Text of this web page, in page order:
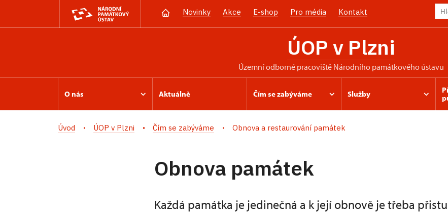
Novinky Akce E-shop Pro média Kontakt
ÚOP v Plzni
územní odborné pracoviště Národního památkového ústavu
O nás Aktuálně Čím se zabýváme Služby
Úvod ÚOP v Plzni Čím se zabýváme Obnova a restaurování památek
Obnova památek
Každá památka je jedinečná a k její obnově je třeba